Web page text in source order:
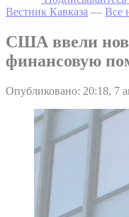
Вестник Кавказа — Все
США ввели
финансовую
Опубликовано: 20:18, 7